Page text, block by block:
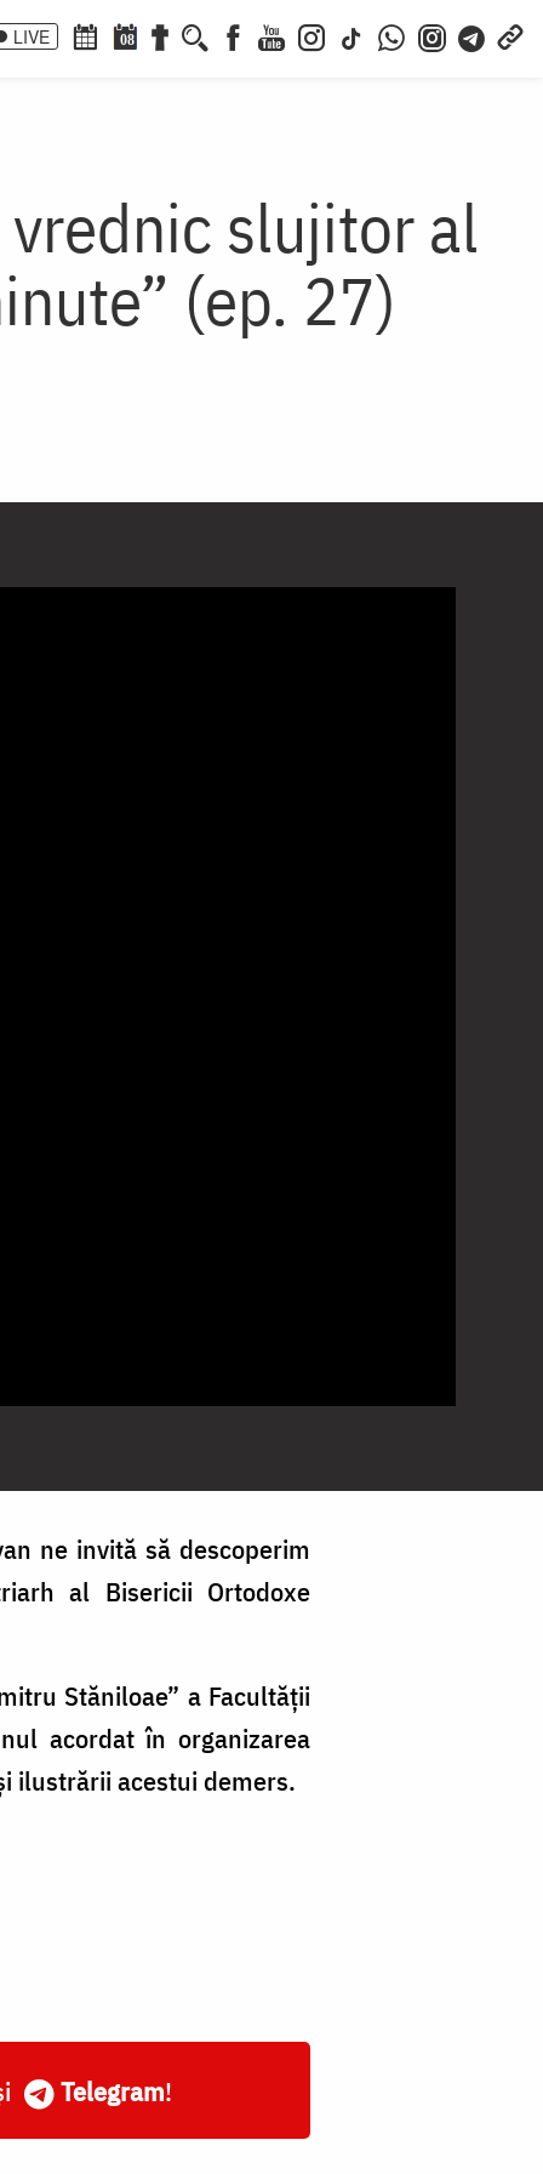
LIVE 08
slujitor al
(ep. 27)
ne invită să descoperim
al Bisericii Ortodoxe
Stăniloae” a Facultății
acordat în organizarea
ilustrării acestui demers.
Telegram!